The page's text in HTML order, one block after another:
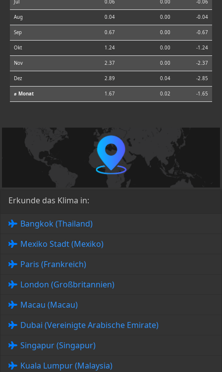
Jul 0.06 0.00 -0.06
Aug 0.04 0.00 -0.04
Sep 0.67 0.00 -0.67
Okt 1.24 0.00 -1.24
Nov 2.37 0.00 -2.37
Dez 2.89 0.04 -2.85
⌀ Monat 1.67 0.02 -1.65
Erkunde das Klima in:
Bangkok (Thailand)
Mexiko Stadt (Mexiko)
Paris (Frankreich)
London (Großbritannien)
Macau (Macau)
Dubai (Vereinigte Arabische Emirate)
Singapur (Singapur)
Kuala Lumpur (Malaysia)